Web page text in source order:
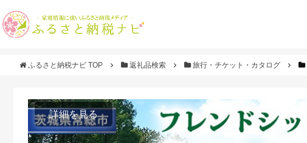
ふるさと納税ナビ TOP 返礼品検索 旅行・チケット・カタログ
詳細を見る